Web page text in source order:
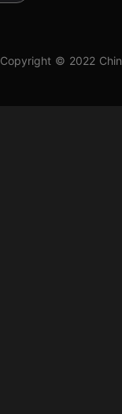
Copyright © 2022